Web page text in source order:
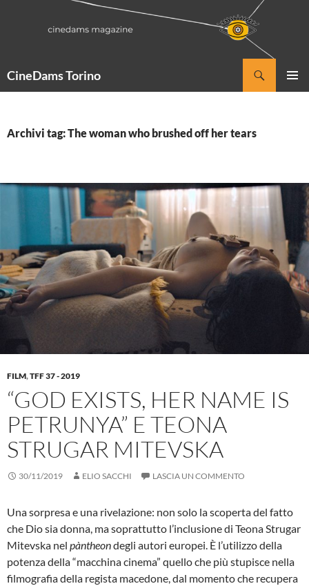
CineDams Torino
Archivi tag: The woman who brushed off her tears
FILM,TFF 37 - 2019
“GOD EXISTS, HER NAME IS
PETRUNYA” E TEONA
STRUGAR MITEVSKA
30/11/2019 ELIO SACCHI LASCIA UN COMMENTO
Una sorpresa e una rivelazione: non solo la scoperta del fatto
che Dio sia donna, ma soprattutto l’inclusione di Teona Strugar
Mitevska nel pàntheondegli autori europei. È l’utilizzo della
potenza della “macchina cinema” quello che più stupisce nella
filmografia della regista macedone, dal momento che recupera